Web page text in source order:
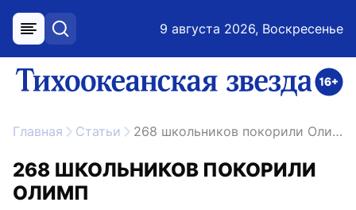
меню поиск 9 августа 2026, Воскресенье
ссылка на главную
Главная Статьи 268 школьников покорили Олимп
268 ШКОЛЬНИКОВ ПОКОРИЛИ
ОЛИМП